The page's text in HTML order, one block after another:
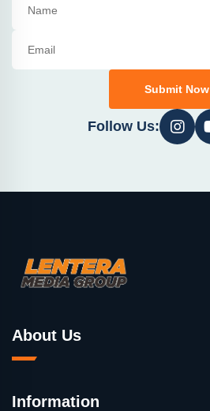
Submit Now
Follow Us:
About Us
Information